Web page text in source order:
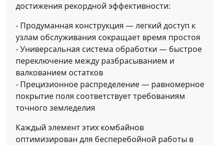
достижения рекордной эффективности:
- Продуманная конструкция — легкий доступ к
узлам обслуживания сокращает время простоя
- Универсальная система обработки — быстрое
переключение между разбрасыванием и
валкованием остатков
- Прецизионное распределение — равномерное
покрытие поля соответствует требованиям
точного земледелия
Каждый элемент этих комбайнов
оптимизирован для бесперебойной работы в